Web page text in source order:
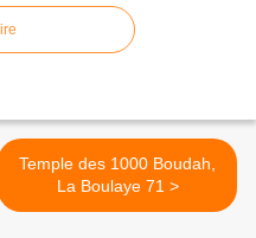
Temple des 1000 Boudah,
La Boulaye 71 >